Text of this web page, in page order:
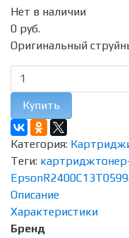
Нет в наличии
0 руб.
Оригинальный
Купить
Категория:
Теги: картридж
EpsonR2400
Описание
Характеристики
Бренд